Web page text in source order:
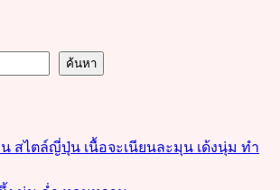
ค้นหา
สไตล์ญี่ปุ่น เนื้อจะเนียนละมุน เด้งนุ่ม ทำ